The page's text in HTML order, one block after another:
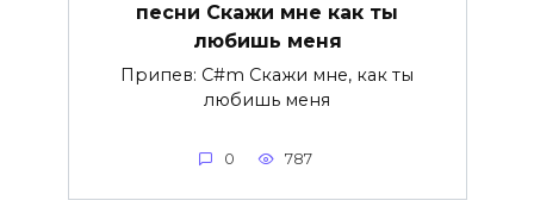
песни Скажи мне как ты
любишь меня
Припев: C#m Скажи мне, как ты
любишь меня
0 787